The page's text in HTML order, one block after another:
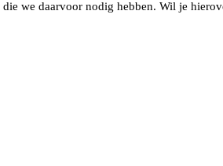
we daarvoor nodig hebben. Wil je